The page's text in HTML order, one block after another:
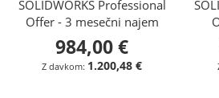
SOLIDWORKS Professional
Offer - 3 mesečni najem
984,00 €
1.200,48 €